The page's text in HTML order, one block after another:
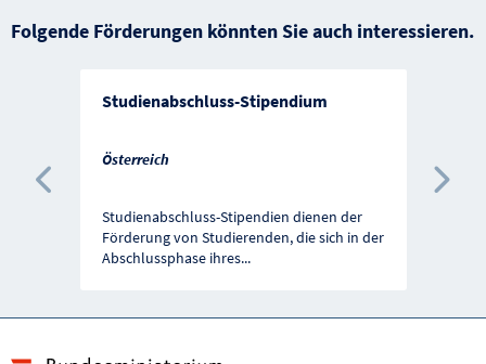
Folgende Förderungen könnten Sie auch interessieren.
Studienabschluss-Stipendium
Österreich
Studienabschluss-Stipendien dienen der
Förderung von Studierenden, die sich in der
Abschlussphase ihres...
Vorherige Förderung